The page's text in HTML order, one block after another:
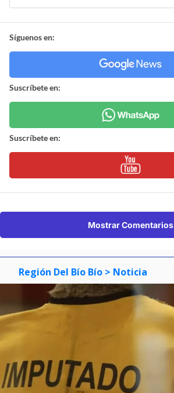
Síguenos en:
Suscríbete en:
Suscríbete en:
Mostrar Comentarios
Región Del Bío Bío > Noticia